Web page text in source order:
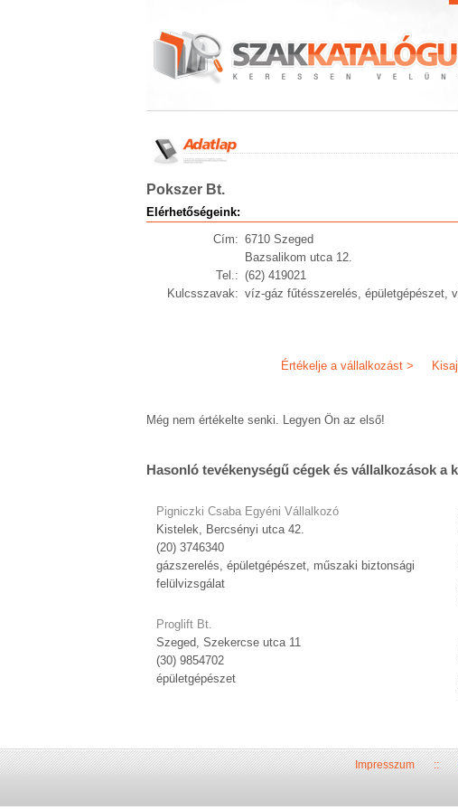
Pokszer Bt.
Elérhetőségeink:
Cím: 6710 Szeged
Bazsalikom utca 12.
Tel.: (62) 419021
Kulcsszavak: víz-gáz fűtésszerelés, épületgépészet,
Értékelje a vállalkozást >
Még nem értékelte senki. Legyen Ön az első!
Hasonló tevékenységű cégek és vállalkozások a
Pigniczki Csaba Egyéni Vállalkozó
Kistelek, Bercsényi utca 42.
(20) 3746340
gázszerelés, épületgépészet, műszaki biztonsági
felülvizsgálat
Proglift Bt.
Szeged, Szekercse utca 11
(30) 9854702
épületgépészet
Impresszum::